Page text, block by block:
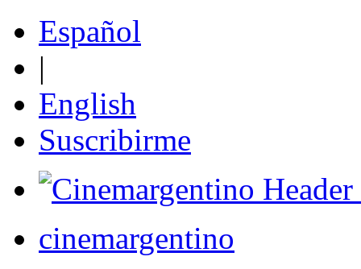
Español
|
English
Suscribirme
cinemargentino